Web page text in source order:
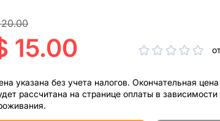
15.00
указана без учета налогов. Окончательная
рассчитана на странице оплаты в